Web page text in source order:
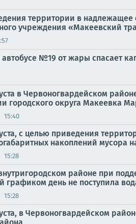
территории в надлежащее
учреждения «Макеевский
№19 от жары спасает
в Червоногвардейском
городского округа Макеевка
15:40
с целью приведения
накоплений мусора
15:28
районе при
графиком день не поступила
15:28
в Червоногвардейском